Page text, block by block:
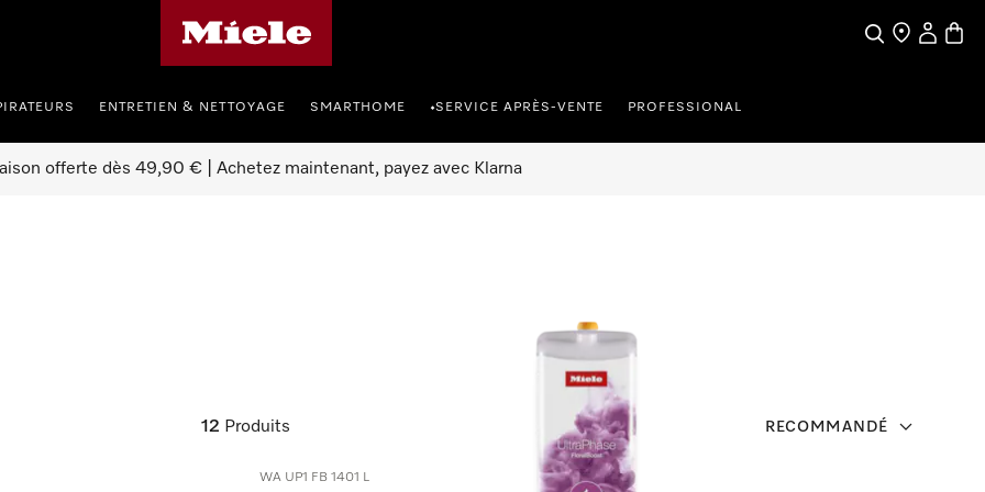
SearchFind a store
My
ENTRETIEN & NETTOYAGE SMARTHOME •SERVICE APRÈS-VENTE PROFESSIONAL
offerte dès 49,90 € | Achetez maintenant, payez avec Klarna
12 Produits RECOMMANDÉ
WA UP1 FB 1401 L